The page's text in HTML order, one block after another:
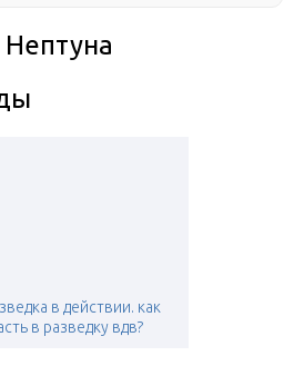
в действии. как
в разведку вдв?